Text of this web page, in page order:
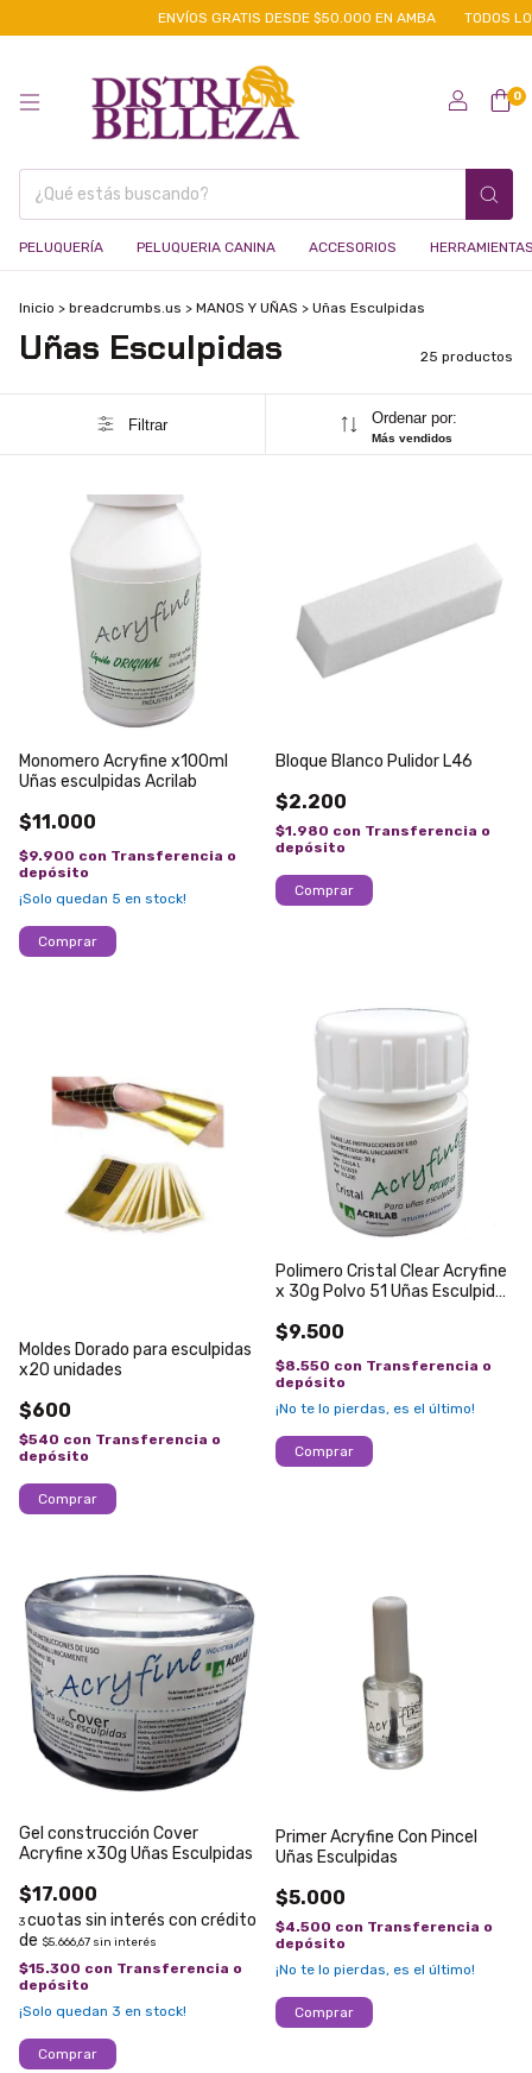
ENVÍOS GRATIS DESDE $50.000 EN AMBA TODOS LOS
0
PELUQUERÍA PELUQUERIA CANINA ACCESORIOS
Inicio > breadcrumbs.us > MANOS Y UÑAS > Uñas Esculpidas
Uñas Esculpidas 25 productos
Filtrar Ordenar por:
Más vendidos
Monomero Acryfine x100ml
Uñas esculpidas Acrilab
$11.000
$9.900 con Transferencia o
depósito
¡Solo quedan 5 en stock!
Bloque Blanco Pulidor L46
$2.200
$1.980 con Transferencia o
depósito
Moldes Dorado para esculpidas
x20 unidades
$600
$540 con Transferencia o
depósito
Polimero Cristal Clear Acryfine
x 30g Polvo 51 Uñas Esculpidas
$9.500
$8.550 con Transferencia o
depósito
¡No te lo pierdas, es el último!
Gel construcción Cover
Acryfine x30g Uñas Esculpidas
$17.000
3
$5.666,67 sin interés
$15.300 con Transferencia o
depósito
¡Solo quedan 3 en stock!
Primer Acryfine Con Pincel
Uñas Esculpidas
$5.000
$4.500 con Transferencia o
depósito
¡No te lo pierdas, es el último!